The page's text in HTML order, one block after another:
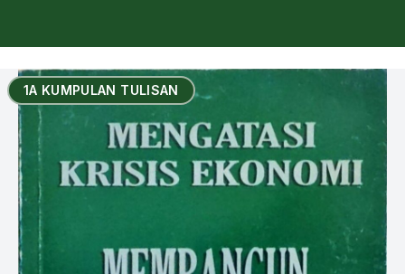
1A KUMPULAN TULISAN